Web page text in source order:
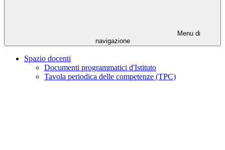
Menu di
navigazione
Spazio docenti
Documenti programmatici d'Istituto
Tavola periodica delle competenze (TPC)